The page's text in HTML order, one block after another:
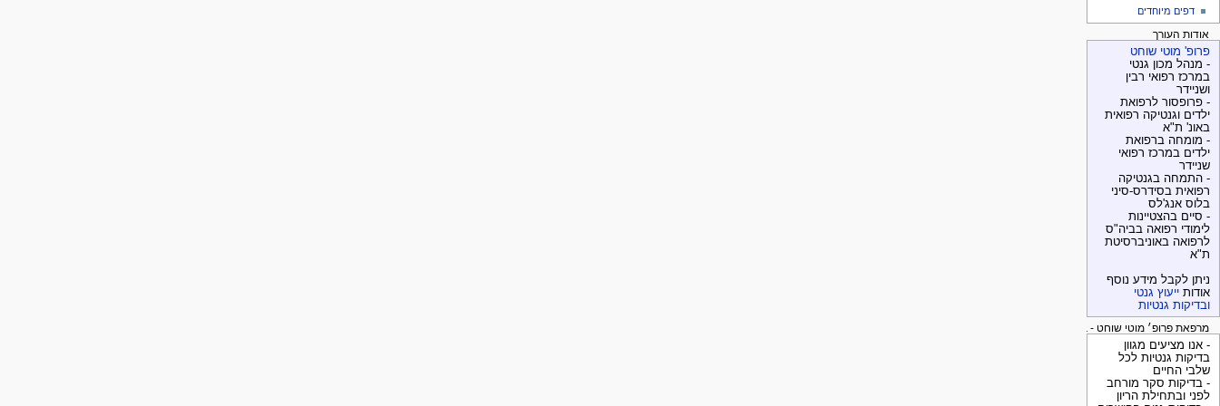
דפים מיוחדים
אודות העורך
פרופ' מוטי שוחט
- מנהל מכון גנטי
במרכז רפואי רבין
ושניידר
- פרופסור לרפואת
ילדים וגנטיקה רפואית
באונ' ת"א
- מומחה ברפואת
ילדים במרכז רפואי
שניידר
- התמחה בגנטיקה
רפואית בסידרס-סיני
בלוס אנג'לס
- סיים בהצטיינות
לימודי רפואה בביה"ס
לרפואה באוניברסיטת
ת"א
ניתן לקבל מידע נוסף
אודות ייעוץ גנטי
ובדיקות גנטיות
מרפאת פרופ׳ מוטי שוחט - בדיקות גנטיות
- אנו מציעים מגוון
בדיקות גנטיות לכל
שלבי החיים
- בדיקות סקר מורחב
לפני ובתחילת הריון